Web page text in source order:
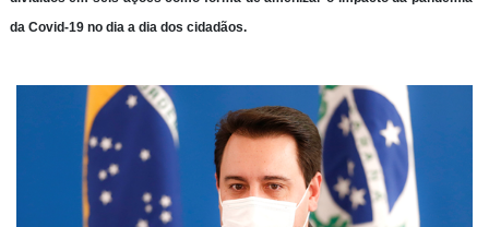
da Covid-19 no dia a dia dos cidadãos.